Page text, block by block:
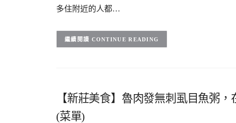
多住附近的人都…
CONTINUE READING
【新莊美食】魯肉發無刺虱目魚粥
(菜單)